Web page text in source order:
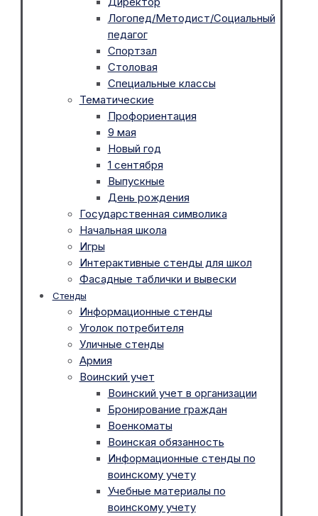
Логопед/Методист/Социальный
педагог
Спортзал
Столовая
Специальные классы
Тематические
Профориентация
9 мая
Новый год
1 сентября
Выпускные
День рождения
Государственная символика
Начальная школа
Игры
Интерактивные стенды для школ
Фасадные таблички и вывески
Стенды
Информационные стенды
Уголок потребителя
Уличные стенды
Армия
Воинский учет
Воинский учет в организации
Бронирование граждан
Военкоматы
Воинская обязанность
Информационные стенды по
воинскому учету
Учебные материалы по
воинскому учету